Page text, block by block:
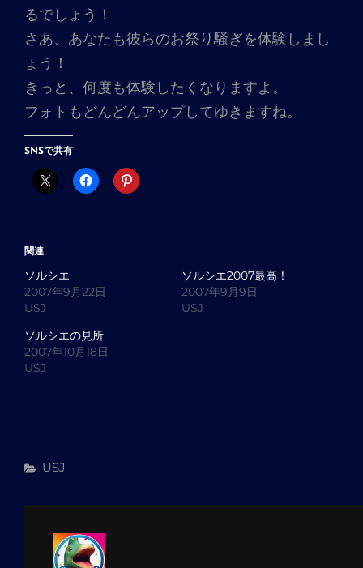
るでしょう！
さあ、あなたも彼らのお祭り騒ぎを体験しまし
ょう！
きっと、何度も体験したくなりますよ。
フォトもどんどんアップしてゆきますね。
SNSで共有
関連
ソルシエ
2007年9月22日
USJ
ソルシエ2007最高！
2007年9月9日
USJ
ソルシエの見所
2007年10月18日
USJ
カ
ゴ
ー
USJ